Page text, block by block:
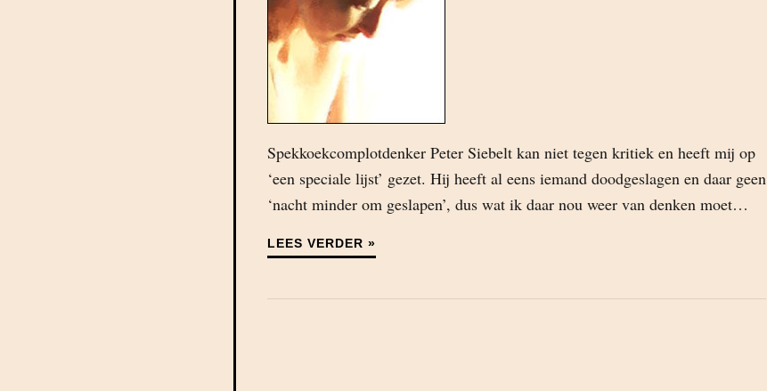
Spekkoekcomplotdenker Peter Siebelt kan niet tegen kritiek en heeft mij op
‘een speciale lijst’ gezet. Hij heeft al eens iemand doodgeslagen en daar geen
‘nacht minder om geslapen’, dus wat ik daar nou weer van denken moet…
LEES VERDER »